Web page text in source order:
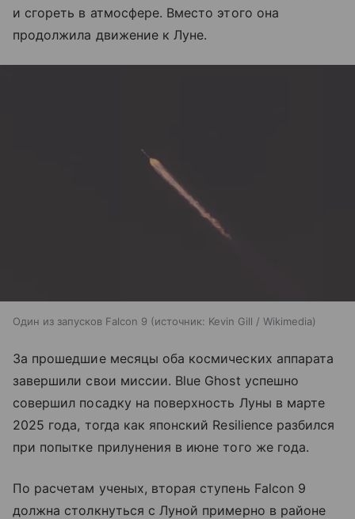
и сгореть в атмосфере. Вместо этого она
продолжила движение к Луне.
Один из запусков Falcon 9 источник: Kevin Gill / Wikimedia
За прошедшие месяцы оба космических аппарата
завершили свои миссии. Blue Ghost успешно
совершил посадку на поверхность Луны в марте
2025 года, тогда как японский Resilience разбился
при попытке прилунения в июне того же года.
По расчетам ученых, вторая ступень Falcon 9
должна столкнуться с Луной примерно в районе